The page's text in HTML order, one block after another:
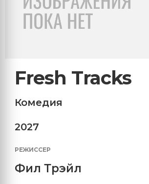
Fresh Tracks
Комедия
2027
РЕЖИССЕР
Фил Трэйл